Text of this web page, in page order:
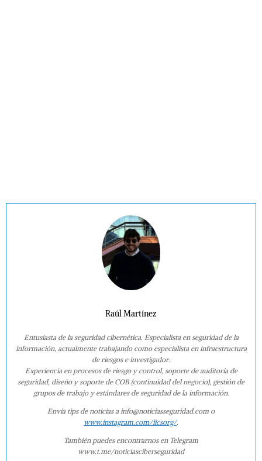
Raúl Martínez
Entusiasta de la seguridad cibernética. Especialista en seguridad de la
información, actualmente trabajando como especialista en infraestructura
de riesgos e investigador.
Experiencia en procesos de riesgo y control, soporte de auditoría de
seguridad, diseño y soporte de COB (continuidad del negocio), gestión de
grupos de trabajo y estándares de seguridad de la información.
Envía tips de noticias a info@noticiasseguridad.com o
www.instagram.com/iicsorg/.
También puedes encontrarnos en Telegram
www.t.me/noticiasciberseguridad